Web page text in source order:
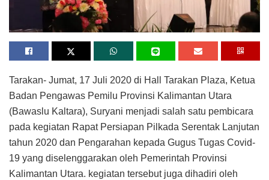
Tarakan- Jumat, 17 Juli 2020 di Hall Tarakan Plaza, Ketua
Badan Pengawas Pemilu Provinsi Kalimantan Utara
(Bawaslu Kaltara), Suryani menjadi salah satu pembicara
pada kegiatan Rapat Persiapan Pilkada Serentak Lanjutan
tahun 2020 dan Pengarahan kepada Gugus Tugas Covid-
19 yang diselenggarakan oleh Pemerintah Provinsi
Kalimantan Utara. kegiatan tersebut juga dihadiri oleh